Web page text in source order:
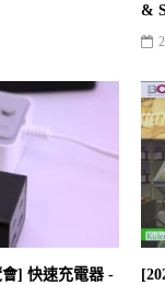
&
會] 快速充電器 -